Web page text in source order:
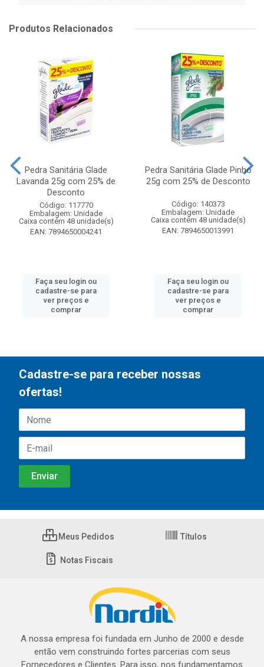
Produtos Relacionados
Pedra Sanitária Glade
Lavanda 25g com 25% de
Desconto
Código: 117770
Embalagem: Unidade
Caixa contém 48 unidade(s)
EAN: 7894650004241
Faça seu login ou
cadastre-se para
ver preços e
comprar
Pedra Sanitária Glade Pinho
25g com 25% de Desconto
Código: 140373
Embalagem: Unidade
Caixa contém 48 unidade(s)
EAN: 7894650013991
Faça seu login ou
cadastre-se para
ver preços e
comprar
Cadastre-se para receber nossas
ofertas!
Meus Pedidos Títulos
Notas Fiscais
A nossa empresa foi fundada em Junho de 2000 e desde
então vem construindo fortes parcerias com seus
Fornecedores e Clientes. Para isso, nos fundamentamos